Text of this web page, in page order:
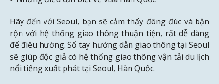
Hãy đến với Seoul, bạn sẽ cảm thấy đông đúc và bận
rộn với hệ thống giao thông thuận tiện, rất dễ dàng
để điều hướng. Sổ tay hướng dẫn giao thông tại Seoul
sẽ giúp độc giả có hệ thống giao thông vận tải du lịch
nổi tiếng xuất phát tại Seoul, Hàn Quốc.